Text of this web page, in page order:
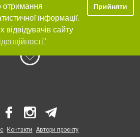
отримання
інформації.
сайту
Прийняти
Контакти Автори проєкту